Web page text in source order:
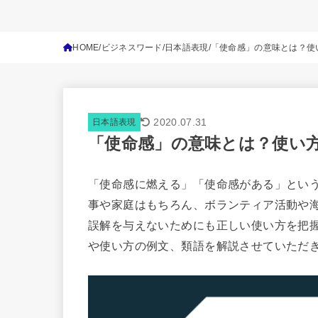
HOME ビジネスワード 日本語表現 「使命感」の意味とは？
日本語表現 2020.07.31
「使命感」の意味とは？使
「使命感に燃える」「使命感がある」と
事や家庭はもちろん、ボランティア活動や
誤解を与えないためにも正しい使い方を把
や使い方の例文、類語を解説させていただ